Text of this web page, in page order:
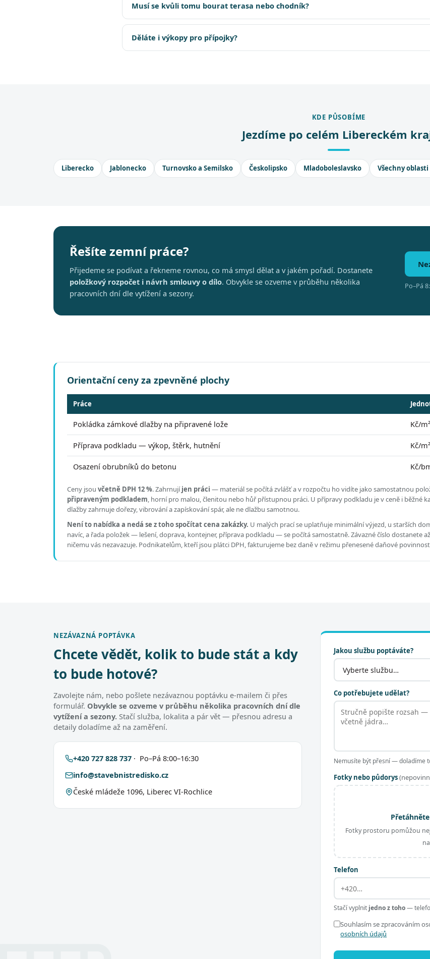
Musí se kvůli tomu bourat terasa nebo chodník?
Děláte i výkopy pro přípojky?
KDE PŮSOBÍME
Jezdíme po celém Libereckém
Liberecko Jablonecko Turnovsko a Semilsko Českolipsko Mladoboleslavsko Všechny
Řešíte zemní práce?
Přijedeme se podívat a řekneme rovnou, co má smysl dělat a v jakém pořadí. Dostanete
položkový rozpočet i návrh smlouvy o dílo. Obvykle se ozveme v průběhu několika
pracovních dní dle vytížení a sezony.
Po–Pá
Orientační ceny za zpevněné plochy
Práce
Pokládka zámkové dlažby na připravené lože Kč/m²
Příprava podkladu — výkop, štěrk, hutnění Kč/m²
Osazení obrubníků do betonu Kč/
Ceny jsou včetně DPH 12 %.Zahrnujíjen práci — materiál se počítá zvlášť a v rozpočtu ho vidíte jako samostatnou
připraveným podkladem, horní pro malou, členitou nebo hůř přístupnou práci. U přípravy podkladu je v ceně i běžné
dlažby zahrnuje dořezy, vibrování a zapískování spár, ale ne dlažbu samotnou.
Není to nabídka a nedá se z toho spočítat cena zakázky. U malých prací se uplatňuje minimální výjezd, u starších
navíc, a řada položek — lešení, doprava, kontejner, příprava podkladu — se počítá samostatně. Závazné číslo dostanete
ničemu vás nezavazuje. Podnikatelům, kteří jsou plátci DPH, fakturujeme bez daně v režimu přenesené daňové
NEZÁVAZNÁ POPTÁVKA
Chcete vědět, kolik to bude stát a kdy
to bude hotové?
Zavolejte nám, nebo pošlete nezávaznou poptávku e-mailem či přes
formulář. Obvykle se ozveme v průběhu několika pracovních dní dle
vytížení a sezony. Stačí služba, lokalita a pár vět — přesnou adresu a
detaily doladíme až na zaměření.
+420 727 828 737 · Po–Pá 8:00–16:30
info@stavebnistredisko.cz
České mládeže 1096, Liberec VI-Rochlice
Jakou službu poptáváte?
Co potřebujete udělat?
Nemusíte být přesní — doladíme
Fotky nebo půdorys
Fotky prostoru pomůžou
Telefon
Stačí vyplnit jedno z toho—
Souhlasím se zpracováním
osobních údajů